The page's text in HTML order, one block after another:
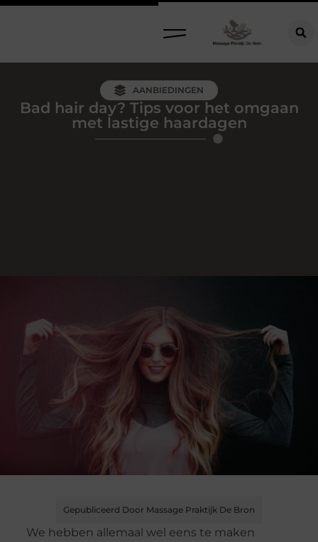
AANBIEDINGEN
Bad hair day? Tips voor het omgaan
met lastige haardagen
Gepubliceerd Door Massage Praktijk De Bron
We hebben allemaal wel eens te maken